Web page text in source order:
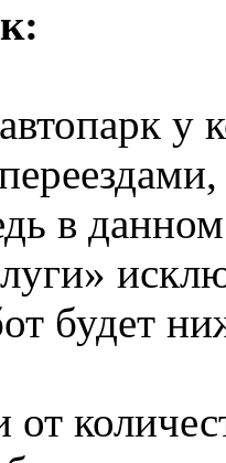
у
в
будет
от